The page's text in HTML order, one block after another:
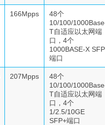
166Mpps
48个
10/100/
T自适应以太网端
口，4个
1000BASE-X SFP
端口
207Mpps
48个
10/100/
T自适应以太网端
口，4个
1/2.5/10GE
SFP+端口